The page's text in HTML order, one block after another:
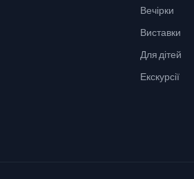
Вечірки
Виставки
Для дітей
Екскурсії